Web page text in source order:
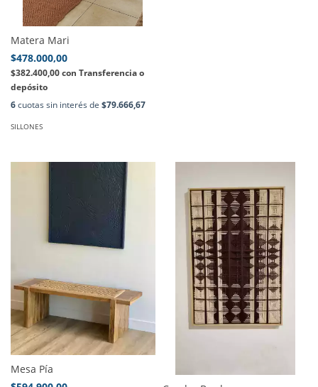
Matera Mari
$478.000,00
$382.400,00con Transferencia o
depósito
6cuotas sin interés de $79.666,67
SILLONES
Mesa Pía